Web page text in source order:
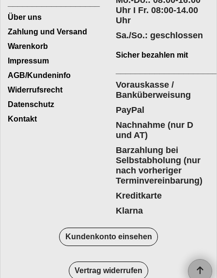
Uhr I Fr. 08:00-14.00
Uhr
Sa./So.: geschlossen
Über uns
Zahlung und Versand
Warenkorb
Impressum
AGB/Kundeninfo
Widerrufsrecht
Datenschutz
Kontakt
Sicher bezahlen mit
Vorauskasse /
Banküberweisung
PayPal
Nachnahme (nur D
und AT)
Barzahlung bei
Selbstabholung (nur
nach vorheriger
Terminvereinbarung)
Kreditkarte
Klarna
Kundenkonto einsehen
Vertrag widerrufen